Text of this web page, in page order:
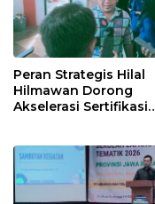
Peran Strategis Hilal
Hilmawan Dorong
Akselerasi Sertifikasi
Indramayu